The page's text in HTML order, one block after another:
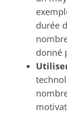
durée
donné